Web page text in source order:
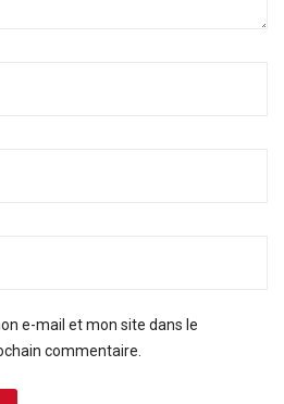
e-mail et mon site dans le
commentaire.